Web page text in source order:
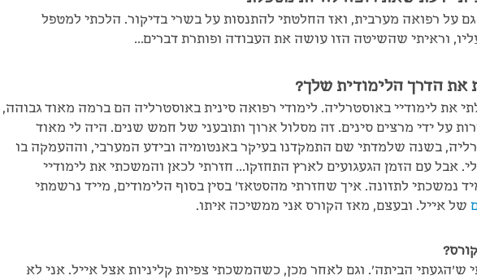
על רפואה מערבית, ואז החלטתי להתנסות על בשרי בדיקור. הלכתי למטפל
וראיתי שהשיטה הזו עושה את העבודה ופותרת דברים…
את הדרך הלימודית שלך?
את לימודיי באוסטרליה. לימודי רפואה סינית באוסטרליה הם ברמה מאוד גבוהה,
על ידי מרצים סינים. זה מסלול ארוך ותובעני של חמש שנים. היה לי מאוד
בשנה שלמדתי שם התמקדנו בעיקר באנטומיה ובידע המערבי, וההעמקה בו
אבל עם הזמן הגעגועים לארץ התחזקו… חזרתי לכאן והמשכתי את לימודיי
נמשכתי לתזונה. איך שחזרתי מהסטאז' בסין בסוף הלימודים, מייד נרשמתי
של אייל. ובעצם, מאז הקורס אני ממשיכה איתו.
ש'הגעתי הביתה'. וגם לאחר מכן, כשהמשכתי צפיות קליניות אצל אייל. אני לא